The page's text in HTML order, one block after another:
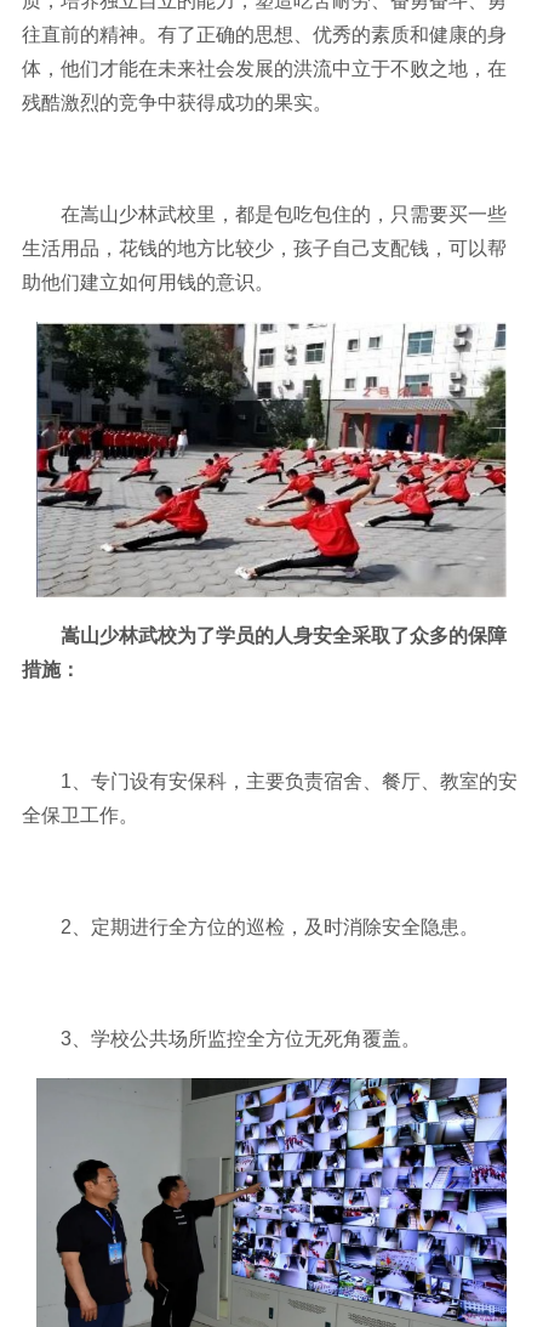
往直前的精神。有了正确的思想、优秀的素质和健康的身
体，他们才能在未来社会发展的洪流中立于不败之地，在
残酷激烈的竞争中获得成功的果实。
在嵩山少林武校里，都是包吃包住的，只需要买一些
生活用品，花钱的地方比较少，孩子自己支配钱，可以帮
助他们建立如何用钱的意识。
嵩山少林武校为了学员的人身安全采取了众多的保障
措施：
1、专门设有安保科，主要负责宿舍、餐厅、教室的安
全保卫工作。
2、定期进行全方位的巡检，及时消除安全隐患。
3、学校公共场所监控全方位无死角覆盖。